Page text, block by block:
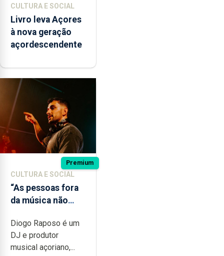
CULTURA E SOCIAL
Livro leva Açores
à nova geração
açordescendente
Premium
CULTURA E SOCIAL
“As pessoas fora
da música não
quão difícil é
produzir uma
música”
Diogo Raposo é um
DJ e produtor
musical açoriano,...